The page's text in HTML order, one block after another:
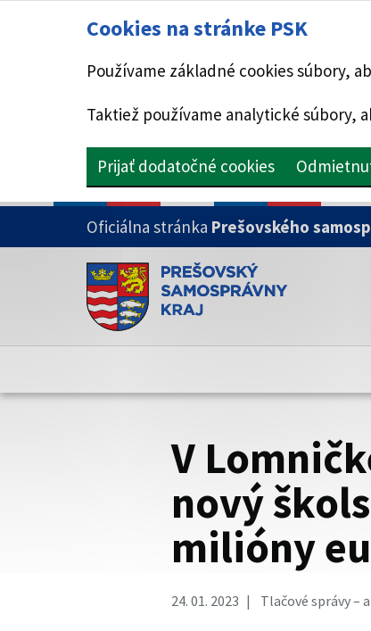
Cookies na stránke PSK
Používame základné cookies súbory,
Taktiež používame analytické súbory,
Prijať dodatočné cookies
PRESKOČIŤ NA HLAVNÝ OBSAH
Oficiálna stránka Prešovského
Doména psk.sk je oficiálna
Toto je oficiálna webová stránka
V
nový
milióny
24. 01. 2023 Tlačové správy –